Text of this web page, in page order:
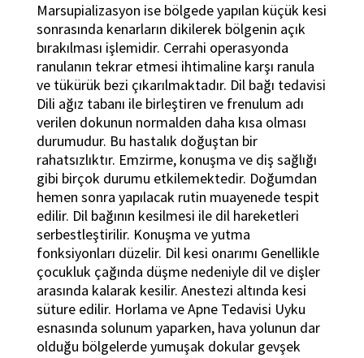
Marsupializasyon ise bölgede yapılan küçük kesi
sonrasında kenarların dikilerek bölgenin açık
bırakılması işlemidir. Cerrahi operasyonda
ranulanın tekrar etmesi ihtimaline karşı ranula
ve tükürük bezi çıkarılmaktadır. Dil bağı tedavisi
Dili ağız tabanı ile birleştiren ve frenulum adı
verilen dokunun normalden daha kısa olması
durumudur. Bu hastalık doğuştan bir
rahatsızlıktır. Emzirme, konuşma ve diş sağlığı
gibi birçok durumu etkilemektedir. Doğumdan
hemen sonra yapılacak rutin muayenede tespit
edilir. Dil bağının kesilmesi ile dil hareketleri
serbestleştirilir. Konuşma ve yutma
fonksiyonları düzelir. Dil kesi onarımı Genellikle
çocukluk çağında düşme nedeniyle dil ve dişler
arasında kalarak kesilir. Anestezi altında kesi
süture edilir. Horlama ve Apne Tedavisi Uyku
esnasında solunum yaparken, hava yolunun dar
olduğu bölgelerde yumuşak dokular gevşek